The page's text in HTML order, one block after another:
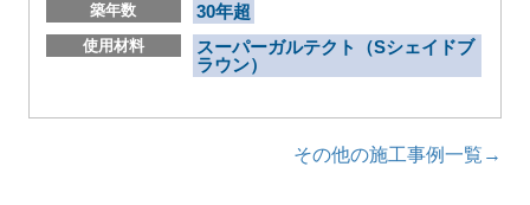
築年数 30年超
使用材料
スーパーガルテクト（Sシェイドブ
ラウン）
その他の施工事例一覧→